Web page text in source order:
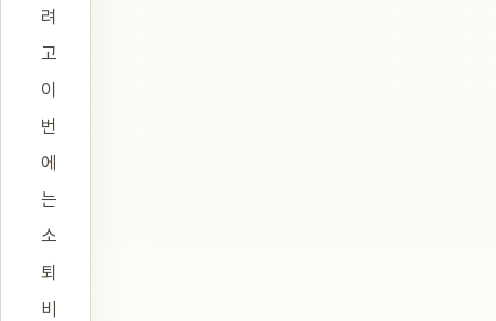
려
고
이
번
에
는
소
퇴
비